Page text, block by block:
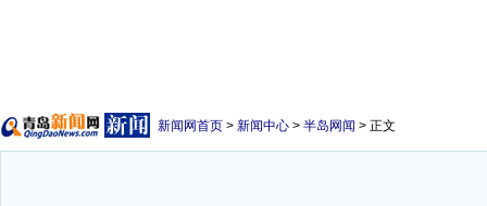
新闻网首页 > 新闻中心 > 半岛网闻 > 正文